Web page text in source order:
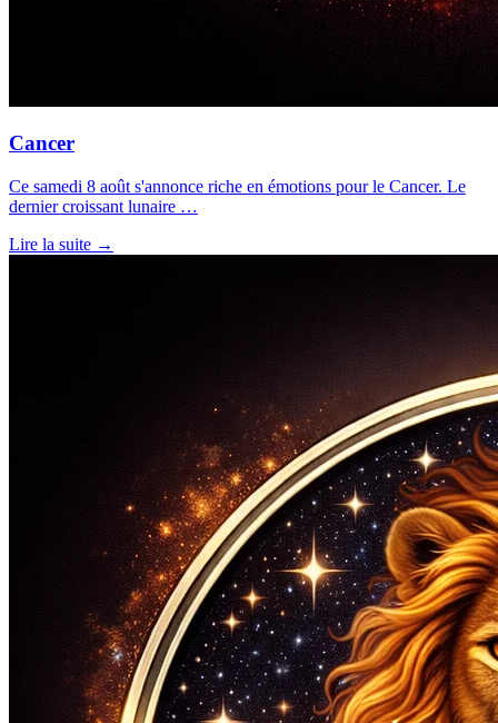
Cancer
Ce samedi 8 août s'annonce riche en émotions pour le Cancer. Le
dernier croissant lunaire …
Lire la suite →